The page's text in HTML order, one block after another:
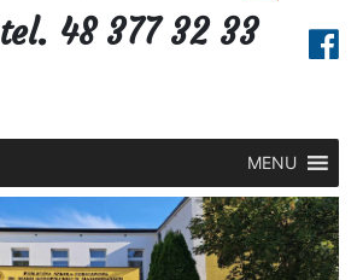
tel. 48 377 32 33
MENU